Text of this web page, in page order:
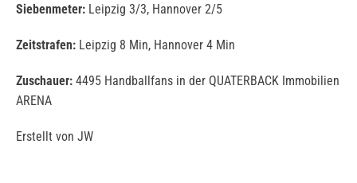
Siebenmeter: Leipzig 3/3, Hannover 2/5
Zeitstrafen: Leipzig 8 Min, Hannover 4 Min
Zuschauer: 4495 Handballfans in der QUATERBACK Immobilien
ARENA
Erstellt von JW